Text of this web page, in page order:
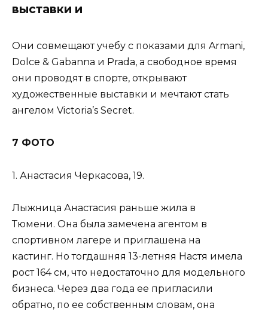
выставки и
Они совмещают учебу с показами для Armani,
Dolce & Gabanna и Prada, а свободное время
они проводят в спорте, открывают
художественные выставки и мечтают стать
ангелом Victoria’s Secret.
7 ФОТО
1. Анастасия Черкасова, 19.
Лыжница Анастасия раньше жила в
Тюмени. Она была замечена агентом в
спортивном лагере и приглашена на
кастинг. Но тогдашняя 13-летняя Настя имела
рост 164 см, что недостаточно для модельного
бизнеса. Через два года ее пригласили
обратно, по ее собственным словам, она